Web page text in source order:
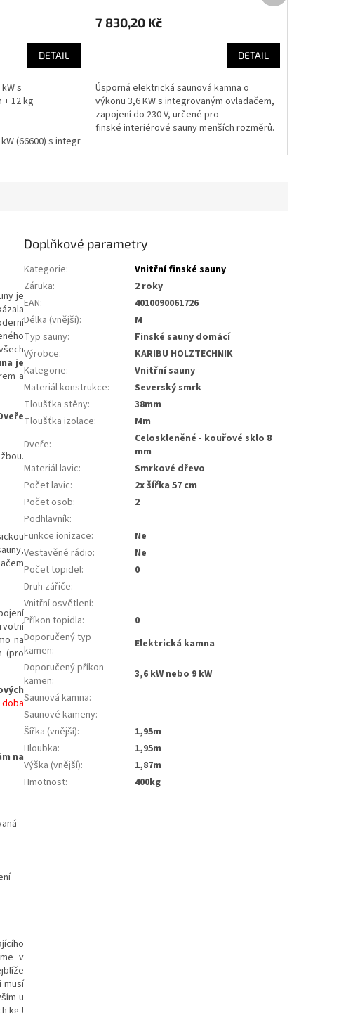
DETAIL
s
12 kg
(66600) s integrovaným ovladačem LG1972
7 830,20 Kč
DETAIL
Úsporná elektrická saunová kamna o
výkonu 3,6 KW s integrovaným ovladačem,
zapojení do 230 V, určené pro
finské interiérové sauny menších rozměrů.
je
je
a
na
(pro
doba
na
v
musí
u
Doplňkové parametry
Kategorie:
Vnitřní finské sauny
Záruka:
2 roky
EAN:
4010090061726
Délka (vnější):
m
Typ sauny:
finské sauny domácí
Výrobce:
KARIBU HOLZTECHNIK
Kategorie:
vnitřní sauny
Materiál konstrukce:
severský smrk
Tloušťka stěny:
38mm
Tloušťka izolace:
mm
Dveře:
celoskleněné - kouřové sklo 8
mm
Materiál lavic:
smrkové dřevo
Počet lavic:
2x šířka 57 cm
Počet osob:
2
Podhlavník:
Funkce ionizace:
ne
Vestavěné rádio:
ne
Počet topidel:
0
Druh zářiče:
Vnitřní osvětlení:
Příkon topidla:
0
Doporučený typ
kamen:
elektrická kamna
Doporučený příkon
kamen:
3,6 kW nebo 9 kW
Saunová kamna:
Saunové kameny:
Šířka (vnější):
1,95m
Hloubka:
1,95m
Výška (vnější):
1,87m
Hmotnost: 400kg